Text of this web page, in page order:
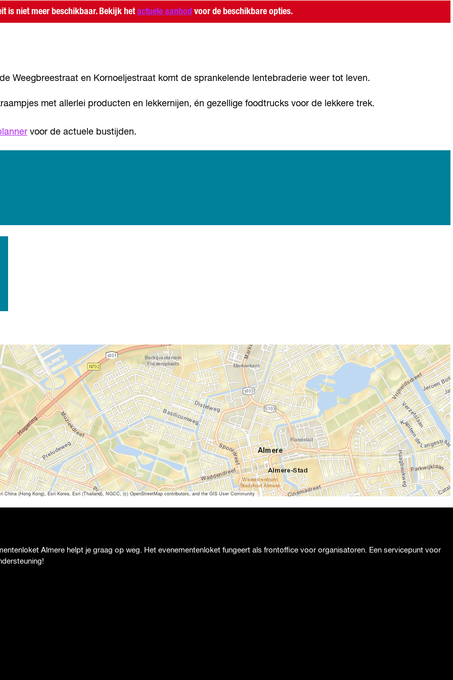
e
is niet meer beschikbaar. Bekijk hetactuele aanbod voor de beschikbare opties.
Weegbreestraat en Kornoeljestraat komt de sprankelende lentebraderie weer tot leven.
met allerlei producten en lekkernijen, én gezellige foodtrucks voor de lekkere trek.
voor de actuele bustijden.
(Hong Kong), Esri Korea, Esri (Thailand), NGCC, (c) OpenStreetMap contributors, and the GIS User Community
Almere helpt je graag op weg. Het evenementenloket fungeert als frontoffice voor organisatoren. Een servicepunt voor